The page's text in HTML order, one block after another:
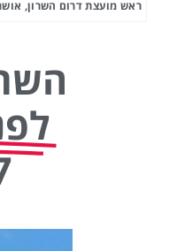
ראש מועצת דרום השרון,